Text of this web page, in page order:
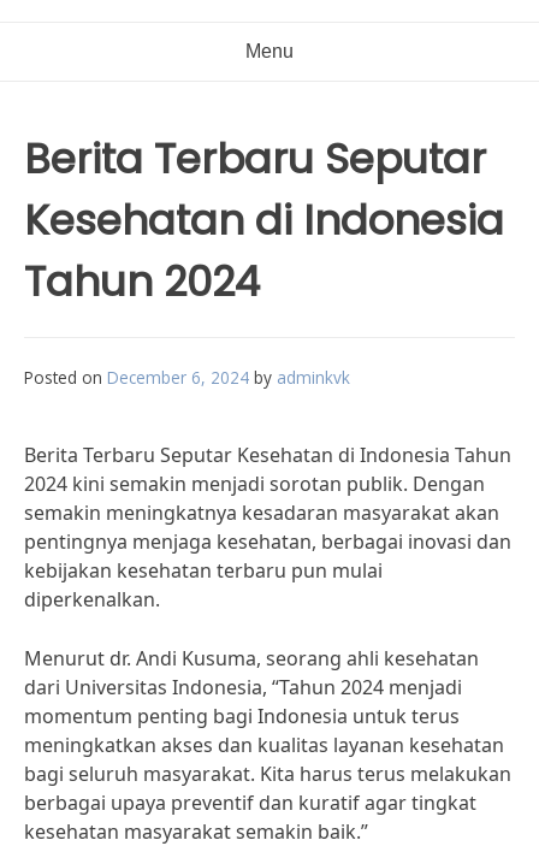
Menu
Berita Terbaru Seputar
Kesehatan di Indonesia
Tahun 2024
Posted on December 6, 2024 by adminkvk
Berita Terbaru Seputar Kesehatan di Indonesia Tahun
2024 kini semakin menjadi sorotan publik. Dengan
semakin meningkatnya kesadaran masyarakat akan
pentingnya menjaga kesehatan, berbagai inovasi dan
kebijakan kesehatan terbaru pun mulai
diperkenalkan.
Menurut dr. Andi Kusuma, seorang ahli kesehatan
dari Universitas Indonesia, “Tahun 2024 menjadi
momentum penting bagi Indonesia untuk terus
meningkatkan akses dan kualitas layanan kesehatan
bagi seluruh masyarakat. Kita harus terus melakukan
berbagai upaya preventif dan kuratif agar tingkat
kesehatan masyarakat semakin baik.”